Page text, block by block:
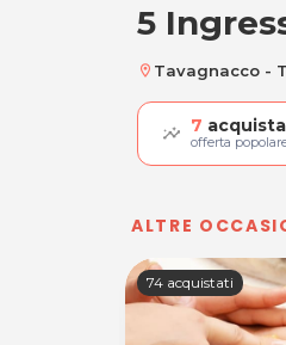
5
5
location_on Tavagnacco -
7
offerta
ALTRE
74 acquistati